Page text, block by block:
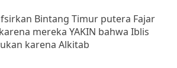
Bintang Timur putera Fajar
mereka YAKIN bahwa Iblis
karena Alkitab